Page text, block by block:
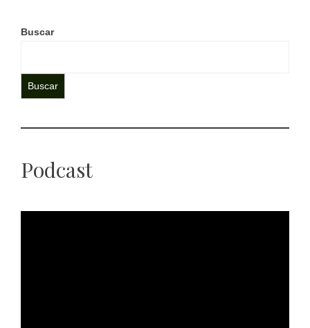
Buscar
Buscar
Podcast